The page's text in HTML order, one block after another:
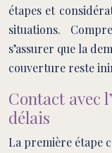
étapes et
situations.
s’assurer que la
couverture reste
Contact avec
délais
La première étape